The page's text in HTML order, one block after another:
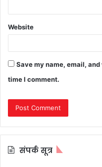
Website
Save my name, email,
time I comment.
संपर्क सूत्र